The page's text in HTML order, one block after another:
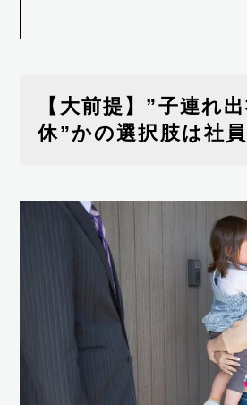
【大前提】”子連れ
休”かの選択肢は社